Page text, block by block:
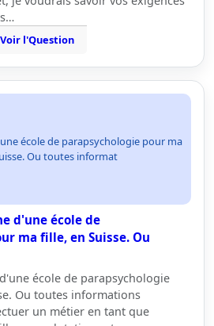
Voir l'Question
école de parapsychologie pour ma
Ou toutes informat
d'une école de
ma fille, en Suisse. Ou
école de parapsychologie
Ou toutes informations
un métier en tant que